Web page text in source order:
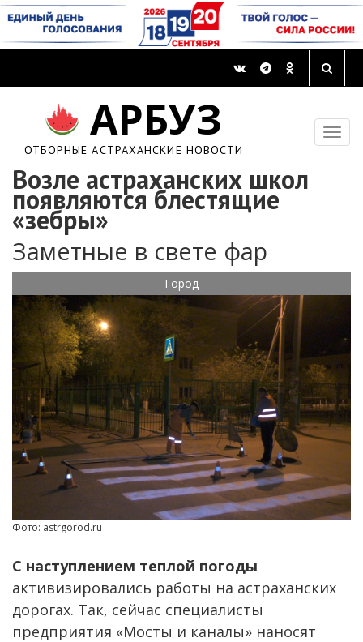
АРБУЗ
ОТБОРНЫЕ АСТРАХАНСКИЕ НОВОСТИ
Возле астраханских школ
появляются блестящие
«зебры»
Заметные в свете фар
Город
Фото: astrgorod.ru
С наступлением теплой погоды
активизировались работы на астраханских
дорогах. Так, сейчас специалисты
предприятия «Мосты и каналы» наносят